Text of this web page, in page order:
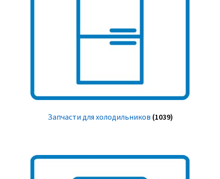
Запчасти для холодильников (1039)